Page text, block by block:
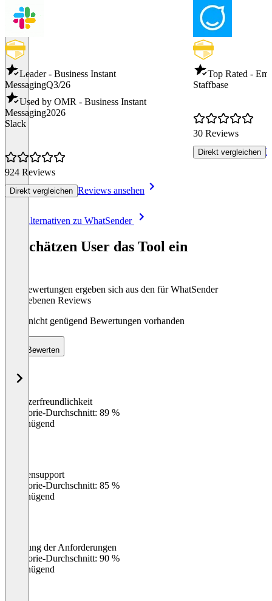
Leader - Business Instant
MessagingQ3/26
Used by OMR - Business Instant
Messaging2026
Slack
924 Reviews
Direkt vergleichen Reviews ansehen
Top Rated -
Staffbase
30 Reviews
Direkt vergleichen
Alle Alternativen zu WhatSender
So schätzen User das Tool ein
Die Bewertungen ergeben sich aus den für WhatSender
abgegebenen Reviews
Noch nicht genügend Bewertungen vorhanden
Bewerten
Benutzerfreundlichkeit
Kategorie-Durchschnitt: 89 %
Ungenügend
Kundensupport
Kategorie-Durchschnitt: 85 %
Ungenügend
Erfüllung der Anforderungen
Kategorie-Durchschnitt: 90 %
Ungenügend